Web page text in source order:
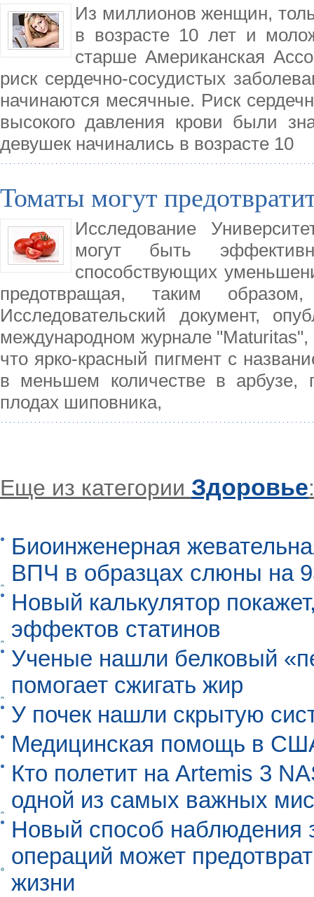
Из миллионов женщин,
в возрасте 10 лет и
старше Американская
риск сердечно-сосудистых
начинаются месячные. Риск
высокого давления крови были
девушек начинались в возрасте 10
Томаты могут
Исследование
могут быть
способствующих
предотвращая, таким образом,
Исследовательский документ,
международном журнале "Maturitas",
что ярко-красный пигмент с
в меньшем количестве в арбузе,
плодах шиповника,
Еще из категории Здоровье:
Биоинженерная
ВПЧ в образцах слюны на
Новый калькулятор
эффектов статинов
Ученые нашли белковый
помогает сжигать жир
У почек нашли скрытую
Медицинская помощь в
Кто полетит на Artemis 3
одной из самых важных
Новый способ наблюдения
операций может
жизни